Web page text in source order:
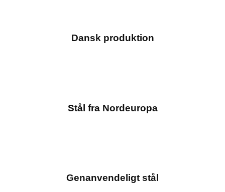
Dansk produktion
Stål fra Nordeuropa
Genanvendeligt stål